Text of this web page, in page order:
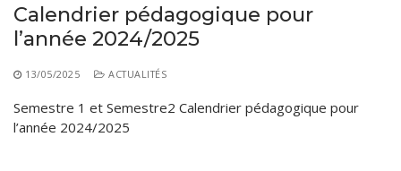
Calendrier pédagogique pour
l’année 2024/2025
13/05/2025 ACTUALITÉS
Semestre 1 et Semestre2 Calendrier pédagogique pour
l’année 2024/2025